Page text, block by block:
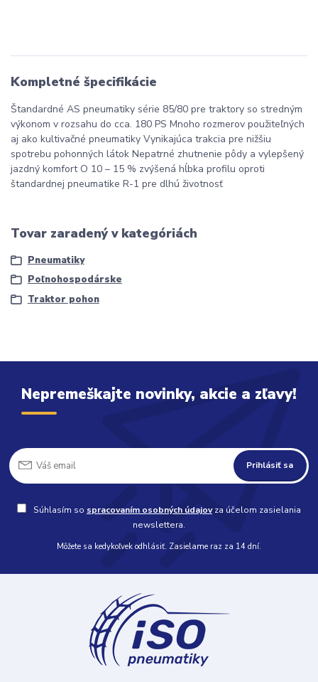
Kompletné špecifikácie
Štandardné AS pneumatiky série 85/80 pre traktory so stredným
výkonom v rozsahu do cca. 180 PS Mnoho rozmerov použiteľných
aj ako kultivačné pneumatiky Vynikajúca trakcia pre nižšiu
spotrebu pohonných látok Nepatrné zhutnenie pôdy a vylepšený
jazdný komfort O 10 – 15 % zvýšená hĺbka profilu oproti
štandardnej pneumatike R-1 pre dlhú životnosť
Tovar zaradený v kategóriách
Pneumatiky
Poľnohospodárske
Traktor pohon
Nepremeškajte novinky, akcie a zľavy!
Prihlásiť sa
Súhlasím so spracovaním osobných údajovza účelom zasielania
newslettera.
Môžete sa kedykoľvek odhlásiť. Zasielame raz za 14 dní.